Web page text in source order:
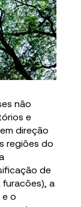
não
e
direção
regiões do
de
furacões), a
o